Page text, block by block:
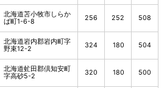
北海道苫小牧市しらか
ば町1-6-8
256 252 508
北海道岩内郡岩内町字
野束12-2
324 180 504
北海道虻田郡倶知安町
字高砂5-2
320 180 500